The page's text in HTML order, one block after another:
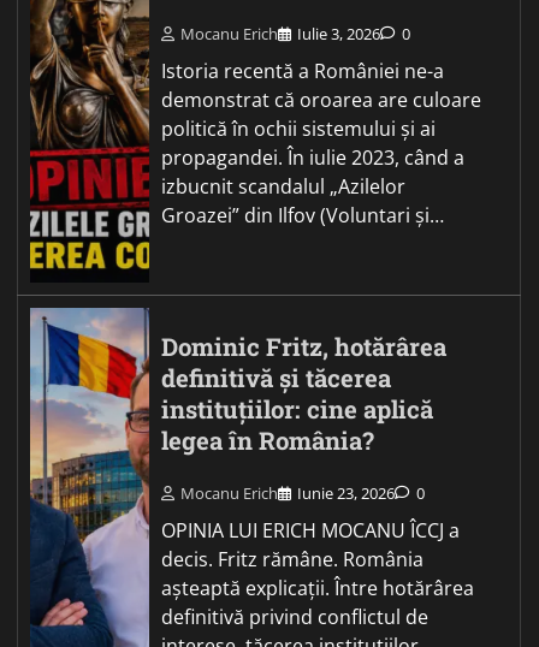
Mocanu Erich Iulie 3, 2026 0
Istoria recentă a României ne-a
demonstrat că oroarea are culoare
politică în ochii sistemului și ai
propagandei. În iulie 2023, când a
izbucnit scandalul „Azilelor
Groazei” din Ilfov (Voluntari și…
Dominic Fritz, hotărârea
definitivă și tăcerea
instituțiilor: cine aplică
legea în România?
Mocanu Erich Iunie 23, 2026 0
OPINIA LUI ERICH MOCANU ÎCCJ a
decis. Fritz rămâne. România
așteaptă explicații. Între hotărârea
definitivă privind conflictul de